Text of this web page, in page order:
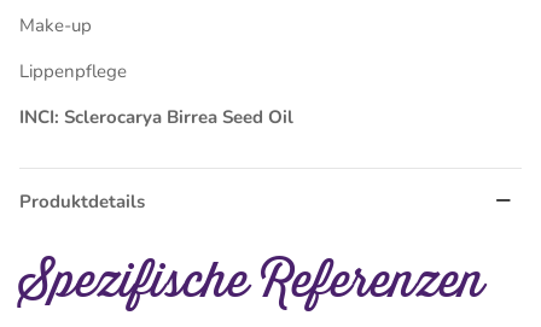
Make-up
Lippenpflege
INCI: Sclerocarya Birrea Seed Oil
Produktdetails
Spezifische Referenzen